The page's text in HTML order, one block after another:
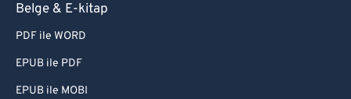
Belge & E-kitap
PDF ile WORD
EPUB ile PDF
EPUB ile MOBI